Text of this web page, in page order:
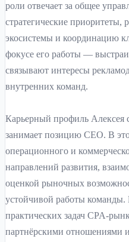
роли отвечает за общее
стратегические приоритеты,
экосистемы и координацию
фокусе его работы —
связывают интересы
внутренних команд.
Карьерный профиль Алексея
занимает позицию CEO. В
операционного и
направлений развития,
оценкой рыночных
устойчивой работы команды.
практических задач CPA-
партнёрскими отношениями